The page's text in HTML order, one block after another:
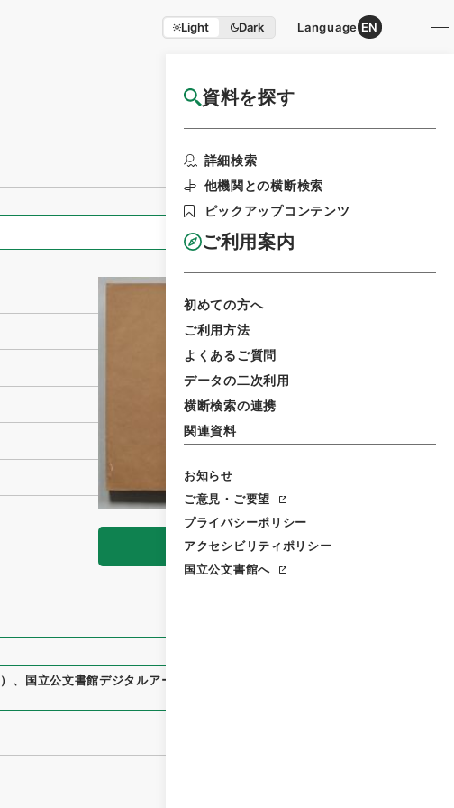
Light Dark Language EN
資料を探す
詳細検索
他機関との横断検索
ピックアップコンテンツ
ご利用案内
初めての方へ
ご利用方法
よくあるご質問
データの二次利用
横断検索の連携
関連資料
お知らせ
ご意見・ご要望
プライバシーポリシー
アクセシビリティポリシー
国立公文書館へ
国立公文書館HP利用案内
全ての情報
閲覧
） 、 国立公文書館デジタルアーカイブ